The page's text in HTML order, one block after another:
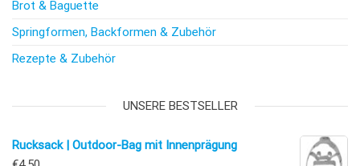
Brot & Baguette
Springformen, Backformen & Zubehör
Rezepte & Zubehör
UNSERE BESTSELLER
Rucksack | Outdoor-Bag mit Innenprägung